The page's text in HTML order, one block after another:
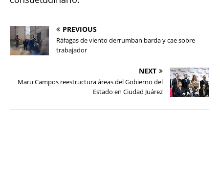
PREVIOUS
Ráfagas de viento derrumban barda y cae sobre
trabajador
NEXT
Maru Campos reestructura áreas del Gobierno del
Estado en Ciudad Juárez